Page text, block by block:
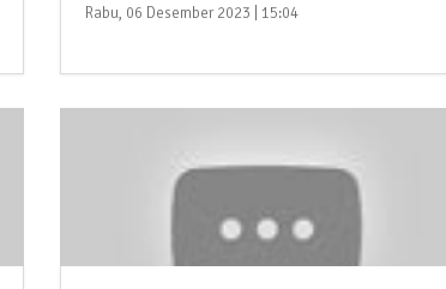
Rabu, 06 Desember 2023 | 15:04